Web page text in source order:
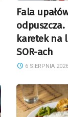
Fala
odpuszcza.
karetek na
SOR-ach
6 SIERPNIA 2026